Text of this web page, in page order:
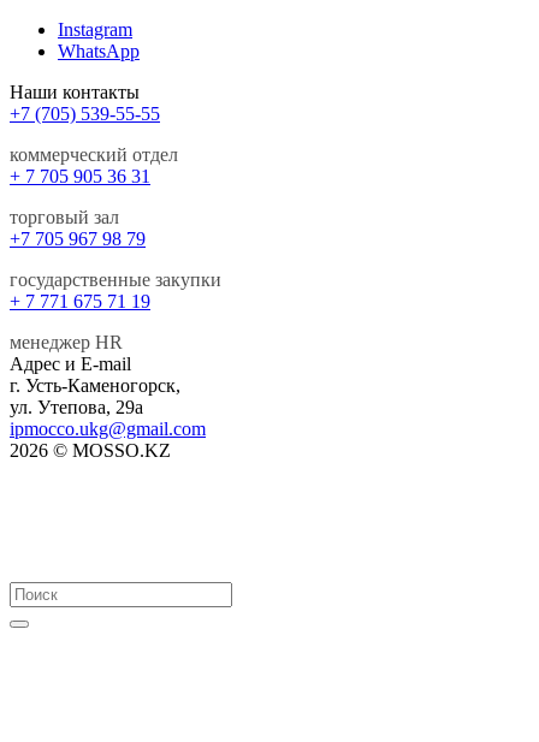
Instagram
WhatsApp
Наши контакты
+7 (705) 539-55-55
коммерческий отдел
+ 7 705 905 36 31
торговый зал
+7 705 967 98 79
государственные закупки
+ 7 771 675 71 19
менеджер HR
Адрес и E-mail
г. Усть-Каменогорск,
ул. Утепова, 29а
ipmocco.ukg@gmail.com
2026 © MOSSO.KZ